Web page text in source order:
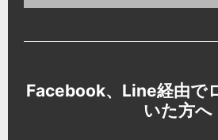
Facebook、Line経由で
いた方へ